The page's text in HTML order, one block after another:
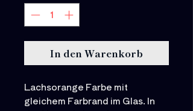
In den Warenkorb
Lachsorange Farbe mit
gleichem Farbrand im Glas. In